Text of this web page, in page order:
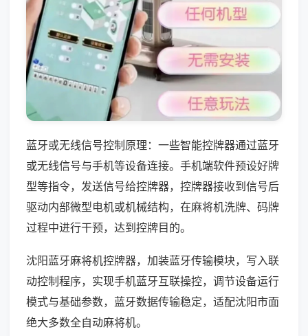
蓝牙或无线信号控制原理：一些智能控牌器通过蓝牙
或无线信号与手机等设备连接。手机端软件预设好牌
型等指令，发送信号给控牌器，控牌器接收到信号后
驱动内部微型电机或机械结构，在麻将机洗牌、码牌
过程中进行干预，达到控牌目的。
沈阳蓝牙麻将机控牌器，加装蓝牙传输模块，写入联
动控制程序，实现手机蓝牙互联操控，调节设备运行
模式与基础参数，蓝牙数据传输稳定，适配沈阳市面
绝大多数全自动麻将机。